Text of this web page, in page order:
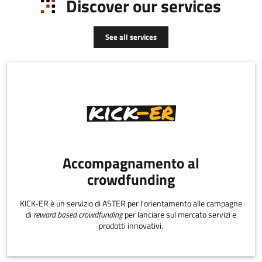
Discover our services
See all services
Accompagnamento al
crowdfunding
KICK-ER è un servizio di ASTER per l'orientamento alle campagne
di reward based crowdfundingper lanciare sul mercato servizi e
prodotti innovativi.